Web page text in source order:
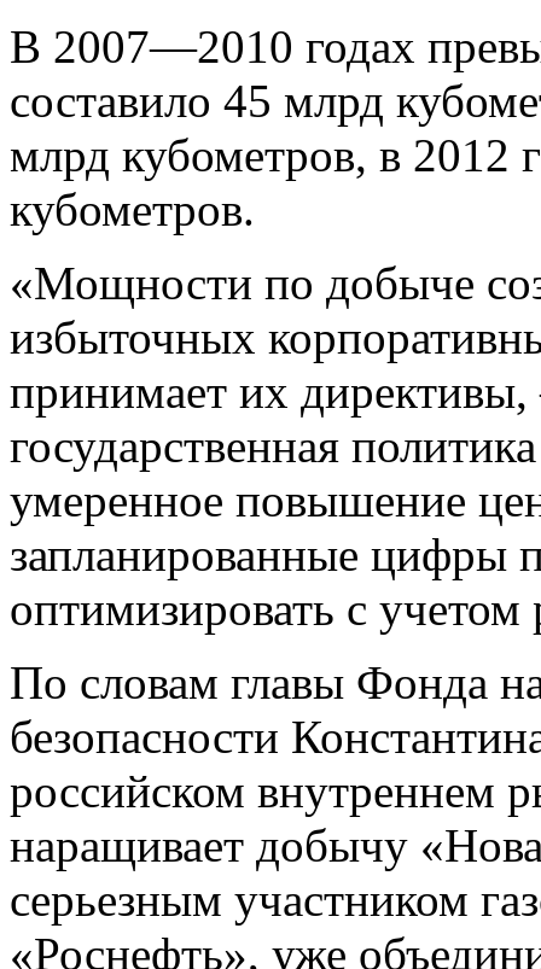
В 2007—2010 годах
составило 45 млрд
млрд кубометров, в 2012
кубометров.
«Мощности по добыче
избыточных
принимает их
государственная
умеренное повышение
запланированные цифры
оптимизировать с
По словам главы Фонда
безопасности
российском внутреннем
наращивает добычу
серьезным участником
«Роснефть», уже